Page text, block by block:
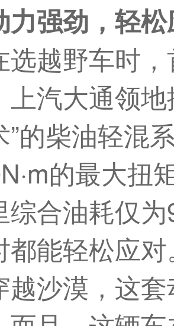
力强劲，轻
选越野车时
上汽大通领地
”的柴油轻混
的最大扭
综合油耗仅
都能轻松应
越沙漠，这